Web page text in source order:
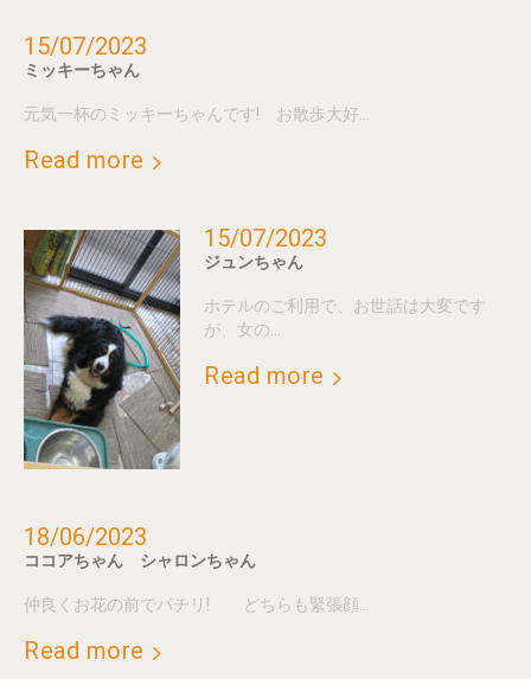
15/07/2023
ミッキーちゃん
元気一杯のミッキーちゃんです! お散歩大好…
Read more
15/07/2023
ジュンちゃん
ホテルのご利用で、お世話は大変です
が、女の…
Read more
18/06/2023
ココアちゃん シャロンちゃん
仲良くお花の前でパチリ! どちらも緊張顔…
Read more